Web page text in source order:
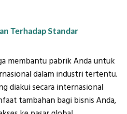
Terhadap Standar
membantu pabrik Anda untuk
dalam industri tertentu.
diakui secara internasional
tambahan bagi bisnis Anda,